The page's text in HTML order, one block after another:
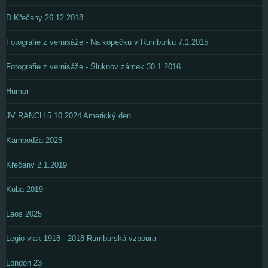
D.Křečany 26.12.2018
Fotografie z vernisáže - Na kopečku v Rumburku 7.1.2015
Fotografie z vernisáže - Šluknov zámek 30.1.2016
Humor
JV RANCH 5.10.2024 Americký den
Kambodža 2025
Křečany 2.1.2019
Kuba 2019
Laos 2025
Legio vlak 1918 - 2018 Rumburská vzpoura
London 23